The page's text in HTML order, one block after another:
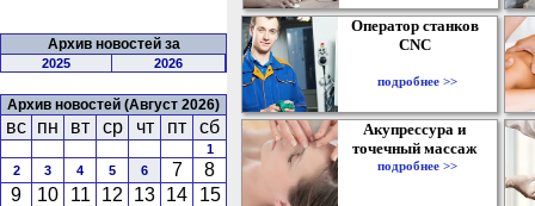
Архив новостей за
2025 2026
Архив новостей (Август 2026)
вс пн вт ср чт пт сб
1
2
3 4 5 6 7
8
9
10 11 12 13 14
15
Оператор станков
CNC
подробнее >>
Акупрессура и
точечный массаж
подробнее >>